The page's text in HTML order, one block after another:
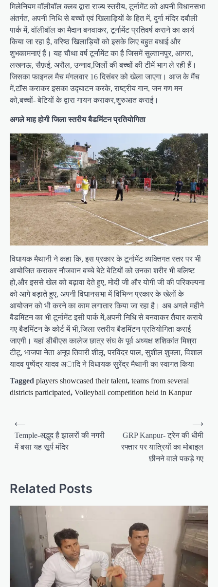
मिलेनियम वॉलीबॉल क्लब द्वारा राज्य स्तरीय, टूर्नामेंट को अपनी विधानसभा
अंतर्गत, अपनी निधि से बच्चों एवं खिलाड़ियों के हित में, दुर्गा मंदिर दबौली
पार्क में, वॉलीबॉल का मैदान बनवाकर, टूर्नामेंट प्रतिवर्ष कराने का कार्य
किया जा रहा है, वरिष्ठ खिलाड़ियों को इसके लिए बहुत बधाई और
शुभकामनाएं हैं। यह चौथा वर्ष टूर्नामेंट का है जिसमें सुल्तानपुर, आगरा,
लखनऊ, सैफ़ई, अरौल, उन्नाव,जिलों की बच्चों की टीमें भाग ले रही हैं।
जिसका फाइनल मैच मंगलवार 16 दिसंबर को खेला जाएगा। आज के मैंच
में,टॉस कराकर इसका उद्घाटन करके, राष्ट्रीय गान, जन गण मन
को,बच्चों- बेटियों के द्वारा गायन कराकर,शुरुआत कराई।
अगले माह होगी जिला स्तरीय बैडमिंटन प्रतियोगिता
विधायक मैथानी ने कहा कि, इस प्रकार के टूर्नामेंट व्यक्तिगत स्तर पर भी
आयोजित कराकर नौजवान बच्चे बेटे बेटियों को उनका शरीर भी बलिष्ट
हो,और इससे खेल को बढ़ावा देते हुए, मोदी जी और योगी जी की परिकल्पना
को आगे बड़ाते हुए, अपनी विधानसभा में विभिन्न प्रकार के खेलों के
आयोजन को भी करने का काम लगातार किया जा रहा है। अब अगले महीने
बैडमिंटन का भी टूर्नामेंट इसी पार्क में,अपनी निधि से बनवाकर तैयार कराये
गए बैडमिंटन के कोर्ट में भी,जिला स्तरीय बैडमिंटन प्रतियोगिता कराई
जाएगी। यहां डीबीएस कालेज छात्र संघ के पूर्व अध्यक्ष शशिकांत मिश्रा
टीटू, भाजपा नेता अनूप तिवारी शीलू, परविंदर पाल, सुशील शुक्ला, विशाल
यादव पुष्पेंद्र यादव अादि ने विधायक सुरेंद्र मैथानी का स्वागत किया
Tagged players showcased their talent, teams from several
districts participated, Volleyball competition held in Kanpur
a
⟵
Temple-अद्भुद है झालरों की नगरी
में बसा यह सूर्य मंदिर
GRP Kanpur- ट्रेन की धीमी
रफ्तार पर यात्रियों का मोबाइल
छीनने वाले पकड़े गए
⟶
Related Posts